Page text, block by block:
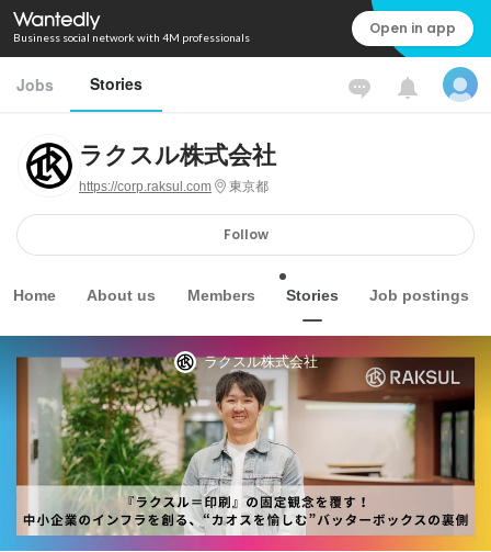
Business social network with 4M professionals Open in app
Jobs Stories
ラクスル株式会社
https://corp.raksul.com 東京都
Follow
Home About us Members Stories Job postings
ラクスル株式会社